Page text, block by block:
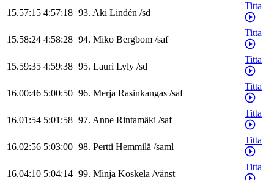
15.57:15 4:57:18 93. Aki Lindén /sd
Titta
15.58:24 4:58:28 94. Miko Bergbom /saf
Titta
15.59:35 4:59:38 95. Lauri Lyly /sd
Titta
16.00:46 5:00:50 96. Merja Rasinkangas /saf
Titta
16.01:54 5:01:58 97. Anne Rintamäki /saf
Titta
16.02:56 5:03:00 98. Pertti Hemmilä /saml
Titta
16.04:10 5:04:14 99. Minja Koskela /vänst
Titta